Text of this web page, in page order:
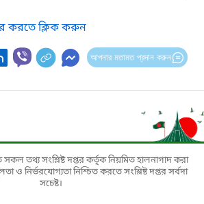
করতে ক্লিক করুন
আপনার মতামত প্রদান করুন
তথ্য সংশ্লিষ্ট দপ্তর কর্তৃক নিয়মিত হালনাগাদ করা
ও নির্ভরযোগ্যতা নিশ্চিত করতে সংশ্লিষ্ট দপ্তর সর্বদা
সচেষ্ট।